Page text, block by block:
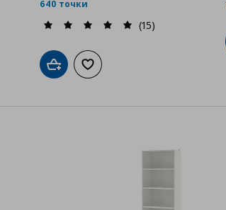
с любими
640 точки
(15)
Добави в кошницата
Добави към списъка с